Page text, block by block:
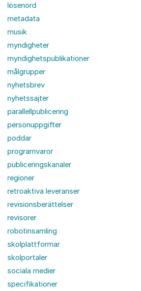
lösenord
metadata
musik
myndigheter
myndighetspublikationer
målgrupper
nyhetsbrev
nyhetssajter
parallellpublicering
personuppgifter
poddar
programvaror
publiceringskanaler
regioner
retroaktiva leveranser
revisionsberättelser
revisorer
robotinsamling
skolplattformar
skolportaler
sociala medier
specifikationer